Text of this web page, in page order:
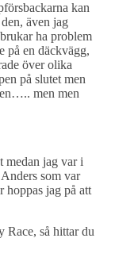
kan
även jag
ha problem
på en däckvägg,
över olika
på slutet men
men men
medan jag var i
som var
hoppas jag på att
så hittar du